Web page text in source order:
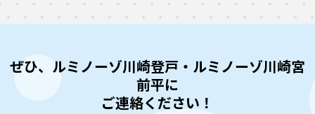
ぜひ、ルミノーゾ川崎登戸・ルミノーゾ川崎宮
前平に
ご連絡ください！